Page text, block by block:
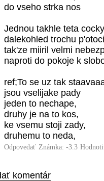
do vseho strka nos
Jednou takhle teta
dalekohled trochu
tak'ze miiril velmi
naproti do pokoje k
ref;To se uz tak
jsou vselijake pady
jeden to nechape,
druhy je na to kos,
ke vsemu stoji zady,
druhemu to neda,
Odpovedať Známka: -3.3
komentár